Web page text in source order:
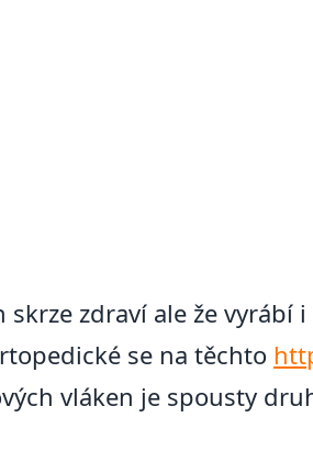
zdraví ale že vyrábí
se na těchto
vláken je spousty